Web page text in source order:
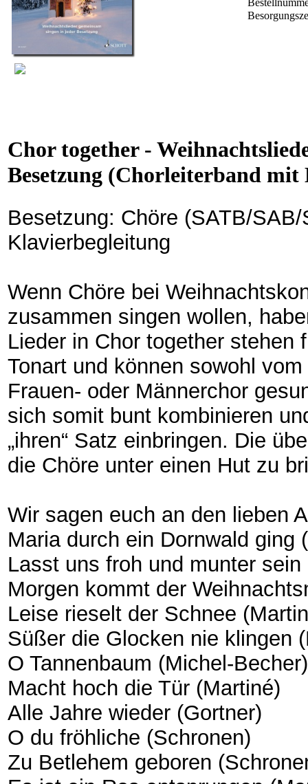
Chor together -
Besetzung (Chorleiterband
Be­set­zung: Chöre (SATB/
Klavierbegleitung
Wenn Chöre bei
zusammen singen wollen,
Lieder in Chor together stehen
Tonart und können sowohl
Frauen- oder Männerchor
sich somit bunt kombinieren
„ihren“ Satz einbringen. Die
die Chöre unter einen Hut zu
Wir sagen euch an den lieben
Maria durch ein Dornwald ging
Lasst uns froh und munter sein
Morgen kommt der
Leise rieselt der Schnee
Süßer die Glocken nie klingen
O Tannenbaum (Michel-Becher)
Macht hoch die Tür (Martiné)
Alle Jahre wieder (Gortner)
O du fröhliche (Schronen)
Zu Betlehem geboren